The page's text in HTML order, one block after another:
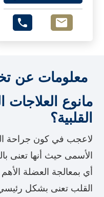
معلومات عن
مانوع العلاجات
القلبية؟
لاعجب في كون جراحة
الأسمى حيث أنها تعنى
أي بمعالجة العضلة
القلب تعنى بشكل